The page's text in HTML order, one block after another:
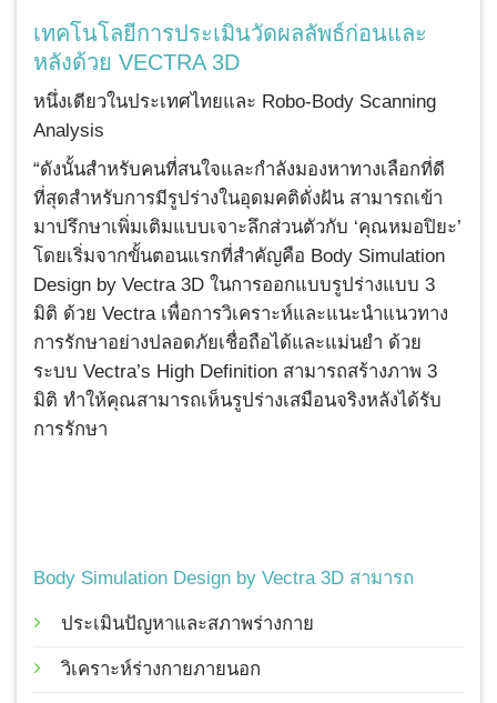
เทคโนโลยีการประเมินวัดผลลัพธ์ก่อนและ
หลังด้วย VECTRA 3D
หนึ่งเดียวในประเทศไทยและ Robo-Body Scanning
Analysis
“ดังนั้นสำหรับคนที่สนใจและกำลังมองหาทางเลือกที่ดี
ที่สุดสำหรับการมีรูปร่างในอุดมคติดั่งฝัน สามารถเข้า
มาปรึกษาเพิ่มเติมแบบเจาะลึกส่วนตัวกับ ‘คุณหมอปิยะ’
โดยเริ่มจากขั้นตอนแรกที่สำคัญคือ Body Simulation
Design by Vectra 3D ในการออกแบบรูปร่างแบบ 3
มิติ ด้วย Vectra เพื่อการวิเคราะห์และแนะนำแนวทาง
การรักษาอย่างปลอดภัยเชื่อถือได้และแม่นยำ ด้วย
ระบบ Vectra’s High Definition สามารถสร้างภาพ 3
มิติ ทำให้คุณสามารถเห็นรูปร่างเสมือนจริงหลังได้รับ
การรักษา
Body Simulation Design by Vectra 3D สามารถ
ประเมินปัญหาและสภาพร่างกาย
วิเคราะห์ร่างกายภายนอก